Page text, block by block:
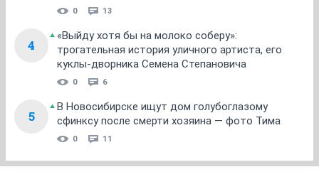
0 13
4
«Выйду хотя бы на молоко соберу»:
трогательная история уличного артиста, его
куклы-дворника Семена Степановича
0 6
5
В Новосибирске ищут дом голубоглазому
сфинксу после смерти хозяина — фото Тима
0 11